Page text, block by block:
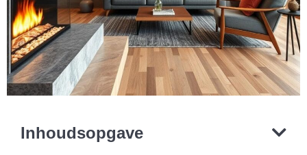
Inhoudsopgave